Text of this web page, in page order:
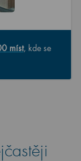
míst, kde se